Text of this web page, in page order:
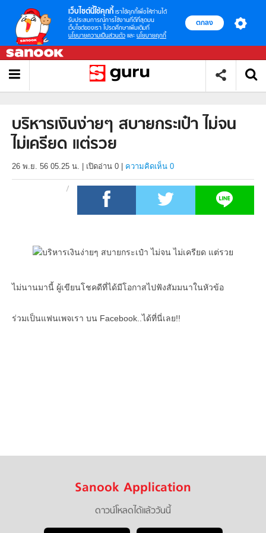
เว็บไซต์นี้ใช้คุกกี้ เราใช้คุกกี้เพื่อให้ท่านได้
รับประสบการณ์การใช้งานที่ดีที่สุดบน
เว็บไซต์ของเรา โปรดศึกษาเพิ่มเติมที่
นโยบายความเป็นส่วนตัว และ นโยบายคุกกี้
ตกลง
บริหารเงินง่ายๆ สบายกระเป๋า ไม่จน
ไม่เครียด แต่รวย
26 พ.ย. 56 05.25 น. เปิดอ่าน 0 ความคิดเห็น 0
ไม่นานมานี้ ผู้เขียนโชคดีที่ได้มีโอกาสไปฟังสัมมนาในหัวข้อ
ร่วมเป็นแฟนเพจเรา บน Facebook..ได้ที่นี่เลย!!
Sanook Application
ดาวน์โหลดได้แล้ววันนี้